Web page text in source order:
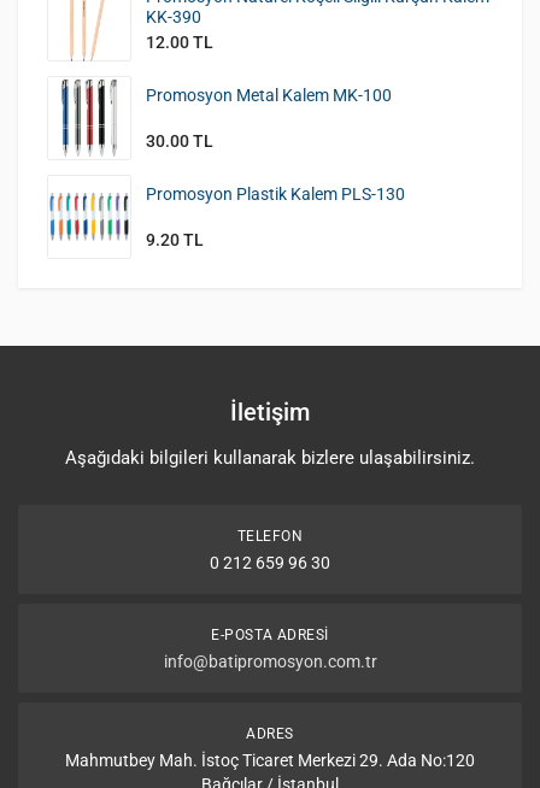
KK-390
12.00 TL
Promosyon Metal Kalem MK-100
30.00 TL
Promosyon Plastik Kalem PLS-130
9.20 TL
İletişim
Aşağıdaki bilgileri kullanarak bizlere ulaşabilirsiniz.
TELEFON
0 212 659 96 30
E-POSTA ADRESI
info@batipromosyon.com.tr
ADRES
Mahmutbey Mah. İstoç Ticaret Merkezi 29. Ada No:120